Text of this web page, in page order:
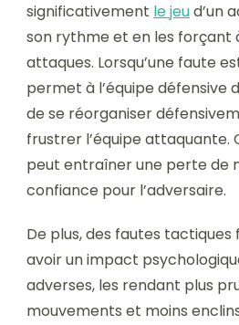
significativement le jeud’un
son rythme et en les forçant
attaques. Lorsqu’une faute
permet à l’équipe défensive
de se réorganiser
frustrer l’équipe
peut entraîner une perte de
confiance pour l’adversaire.
De plus, des fautes
avoir un impact
adverses, les rendant plus
mouvements et moins